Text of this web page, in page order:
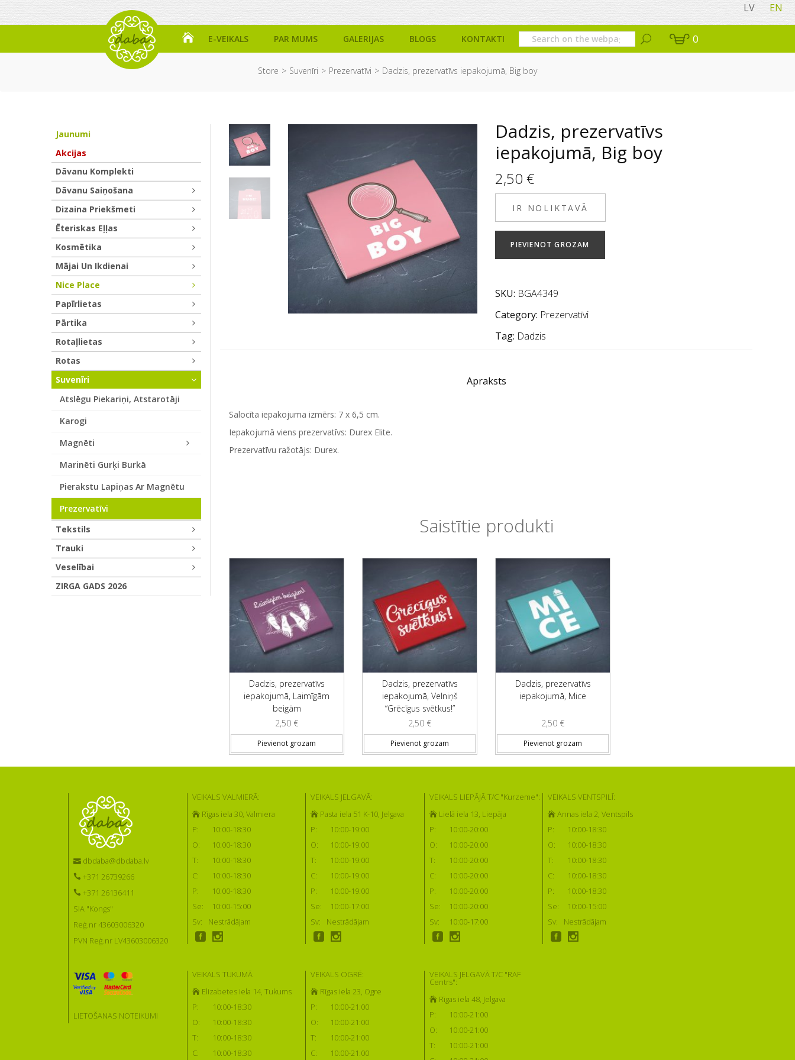
LV EN
E-VEIKALS PAR MUMS GALERIJAS BLOGS KONTAKTI 0
Store Suvenīri Prezervatīvi Dadzis, prezervatīvs iepakojumā, Big boy
Dadzis, prezervatīvs
iepakojumā, Big boy
2,50 €
IR NOLIKTAVĀ
PIEVIENOT GROZAM
SKU: BGA4349
Category: Prezervatīvi
Tag: Dadzis
Apraksts
Salocīta iepakojuma izmērs: 7 x 6,5 cm.
Iepakojumā viens prezervatīvs: Durex Elite.
Prezervatīvu ražotājs: Durex.
Saistītie produkti
Dadzis, prezervatīvs
iepakojumā, Laimīgām
beigām
2,50 €
Pievienot grozam
Dadzis, prezervatīvs
iepakojumā, Velniņš
“Grēcīgus svētkus!”
2,50 €
Pievienot grozam
Dadzis, prezervatīvs
iepakojumā, Mice
2,50 €
Pievienot grozam
Jaunumi
Akcijas
Dāvanu Komplekti
Dāvanu Saiņošana
Dizaina Priekšmeti
Ēteriskas Eļļas
Kosmētika
Mājai Un Ikdienai
Nice Place
Papīrlietas
Pārtika
Rotaļlietas
Rotas
Suvenīri
Atslēgu Piekariņi, Atstarotāji
Karogi
Magnēti
Marinēti Gurķi Burkā
Pierakstu Lapiņas Ar Magnētu
Prezervatīvi
Tekstils
Trauki
Veselībai
ZIRGA GADS 2026
dbdaba@dbdaba.lv
+371 26739266
+371 26136411
SIA "Kongs"
Reģ.nr 43603006320
PVN Reģ.nr LV43603006320
LIETOŠANAS NOTEIKUMI
VEIKALS VALMIERĀ:
Rīgas iela 30, Valmiera
P:
10:00-18:30
O:
10:00-18:30
T:
10:00-18:30
C:
10:00-18:30
P:
10:00-18:30
Se:
10:00-15:00
Sv:
Nestrādājam
VEIKALS JELGAVĀ:
Pasta iela 51 K-10, Jelgava
P:
10:00-19:00
O:
10:00-19:00
T:
10:00-19:00
C:
10:00-19:00
P:
10:00-19:00
Se:
10:00-17:00
Sv:
Nestrādājam
VEIKALS LIEPĀJĀ T/C "Kurzeme":
Lielā iela 13, Liepāja
P:
10:00-20:00
O:
10:00-20:00
T:
10:00-20:00
C:
10:00-20:00
P:
10:00-20:00
Se:
10:00-20:00
Sv:
10:00-17:00
VEIKALS VENTSPILĪ:
Annas iela 2, Ventspils
P:
10:00-18:30
O:
10:00-18:30
T:
10:00-18:30
C:
10:00-18:30
P:
10:00-18:30
Se:
10:00-15:00
Sv:
Nestrādājam
VEIKALS TUKUMĀ
Elizabetes iela 14, Tukums
P:
10:00-18:30
O:
10:00-18:30
T:
10:00-18:30
C:
10:00-18:30
VEIKALS OGRĒ:
Rīgas iela 23, Ogre
P:
10:00-21:00
O:
10:00-21:00
T:
10:00-21:00
C:
10:00-21:00
VEIKALS JELGAVĀ T/C "RAF
Centrs":
Rīgas iela 48, Jelgava
P:
10:00-21:00
O:
10:00-21:00
T:
10:00-21:00